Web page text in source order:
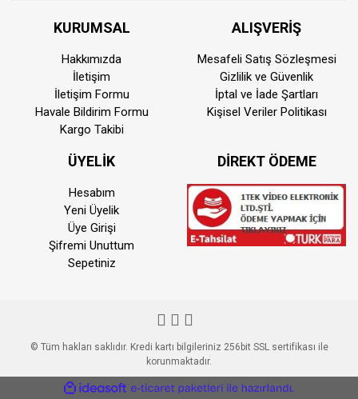
KURUMSAL
Hakkımızda
İletişim
İletişim Formu
Havale Bildirim Formu
Kargo Takibi
ALIŞVERİŞ
Mesafeli Satış Sözleşmesi
Gizlilik ve Güvenlik
İptal ve İade Şartları
Kişisel Veriler Politikası
ÜYELİK
Hesabım
Yeni Üyelik
Üye Girişi
Şifremi Unuttum
Sepetiniz
DİREKT ÖDEME
© Tüm hakları saklıdır. Kredi kartı bilgileriniz 256bit SSL sertifikası ile
korunmaktadır.
ideasoft
e-